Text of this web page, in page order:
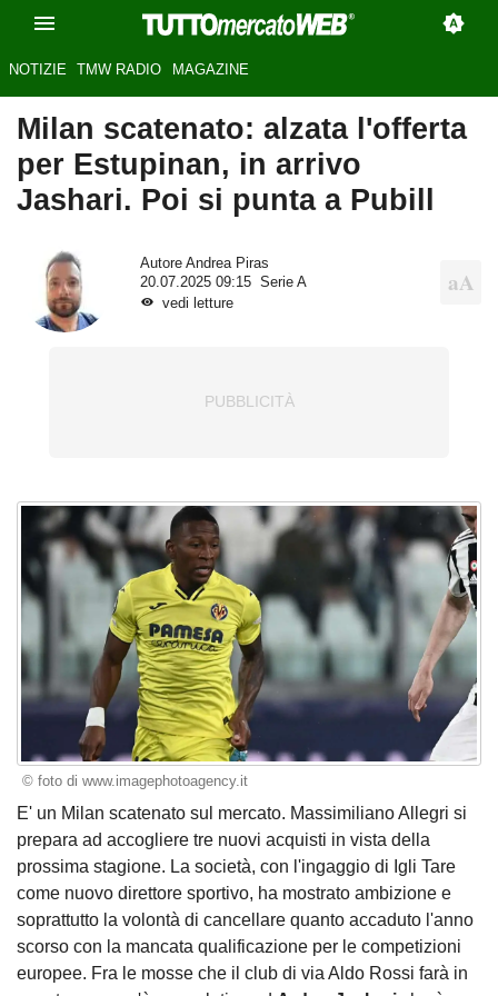
NOTIZIE TMW RADIO MAGAZINE
Milan scatenato: alzata l'offerta
per Estupinan, in arrivo
Jashari. Poi si punta a Pubill
Autore Andrea Piras
20.07.2025 09:15
Serie A
vedi letture
© foto di www.imagephotoagency.it
E' un Milan scatenato sul mercato. Massimiliano Allegri si
prepara ad accogliere tre nuovi acquisti in vista della
prossima stagione. La società, con l'ingaggio di Igli Tare
come nuovo direttore sportivo, ha mostrato ambizione e
soprattutto la volontà di cancellare quanto accaduto l'anno
scorso con la mancata qualificazione per le competizioni
europee. Fra le mosse che il club di via Aldo Rossi farà in